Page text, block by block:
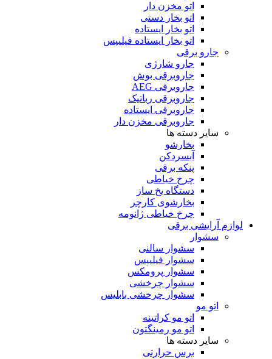
اتو مخزن دار
اتو بخار دستی
اتو بخار ایستاده
اتو بخار ایستاده فیلیپس
جارو برقی
جارو شارژی
جاروبرقی بوش
جاروبرقی AEG
جاروبرقی رباتیک
جاروبرقی ایستاده
جاروبرقی مخزن دار
سایر دسته ها
بخارشو
آبسردکن
پنکه برقی
چرخ خیاطی
دستگاه یخ ساز
بخارشوی کارچر
چرخ خیاطی ژانومه
لوازم آرایشی برقی
سشوار
سشوار سالنی
سشوار فیلیپس
سشوار پرومکس
سشوار چرخشی
سشوار چرخشی بابلیس
اتو مو
اتو مو کراتینه
اتو مو رمینگتون
سایر دسته ها
برس حرارتی